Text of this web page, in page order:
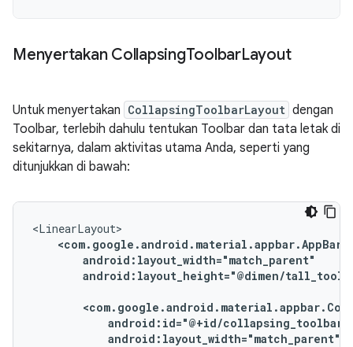
Menyertakan CollapsingToolbarLayout
Untuk menyertakan CollapsingToolbarLayout dengan
Toolbar, terlebih dahulu tentukan Toolbar dan tata letak di
sekitarnya, dalam aktivitas utama Anda, seperti yang
ditunjukkan di bawah:
android:layout_height="@dimen/